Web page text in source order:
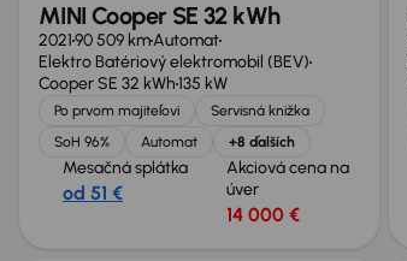
MINI Cooper SE 32 kWh
202190 509 kmAutomat
Elektro Batériový elektromobil (BEV)
Cooper SE 32 kWh135 kW
Po prvom majiteľovi
Servisná knižka
SoH 96%
Automat +8 ďalších
Mesačná splátka
od 51 €
Akciová cena na
úver
14 000 €